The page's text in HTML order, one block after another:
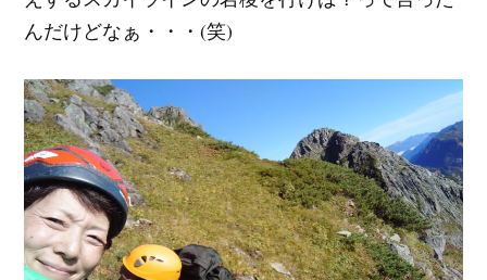
んだけどなぁ・・・(笑)